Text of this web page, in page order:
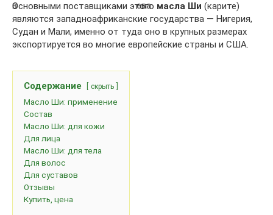
Основными поставщиками этого масла Ши (карите)
являются западноафриканские государства — Нигерия,
Судан и Мали, именно от туда оно в крупных размерах
экспортируется во многие европейские страны и США.
Содержание скрыть
Масло Ши: применение
Состав
Масло Ши: для кожи
Для лица
Масло Ши: для тела
Для волос
Для суставов
Отзывы
Купить, цена